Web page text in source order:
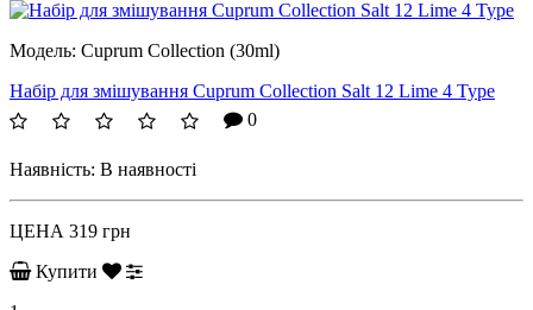
Модель: Cuprum Collection (30ml)
Набір для змішування Cuprum Collection Salt 12 Lime 4 Type
0
Наявність: В наявності
ЦЕНА 319 грн
Купити